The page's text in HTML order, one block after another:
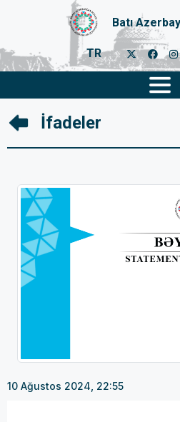
Batı
TR
İfadeler
10 Ağustos 2024, 22:55